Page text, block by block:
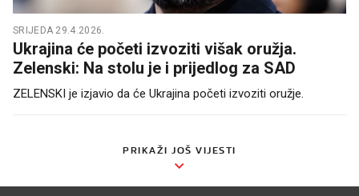
SRIJEDA 29.4.2026.
Ukrajina će početi izvoziti višak oružja.
Zelenski: Na stolu je i prijedlog za SAD
ZELENSKI je izjavio da će Ukrajina početi izvoziti oružje.
PRIKAŽI JOŠ VIJESTI